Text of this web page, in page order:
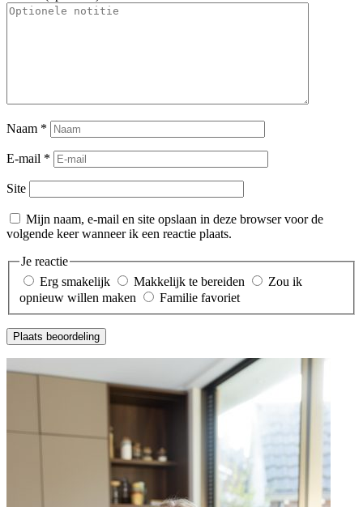
Naam *
E-mail *
Site
Mijn naam, e-mail en site opslaan in deze browser voor de
volgende keer wanneer ik een reactie plaats.
Je reactie
Erg smakelijk
Makkelijk te bereiden
Zou ik
opnieuw willen maken
Familie favoriet
Plaats beoordeling